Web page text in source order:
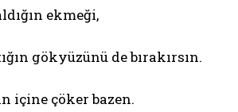
ekmeği,
gökyüzünü de bırakırsın.
içine çöker bazen.